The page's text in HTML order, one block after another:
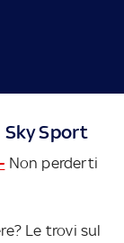
Sport
Non perderti
Le trovi sul